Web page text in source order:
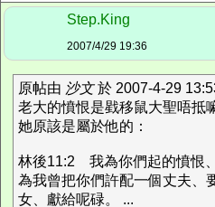
Step.King
2007/4/29 19:36
原帖由 沙文於 2007-4-29
老大的憤恨是戥移鼠大聖唔抵
她原該是屬於他的：
林後11:2 我為你們起的憤恨
為我曾把你們許配一個丈夫、
女、獻給呢碌。 ...